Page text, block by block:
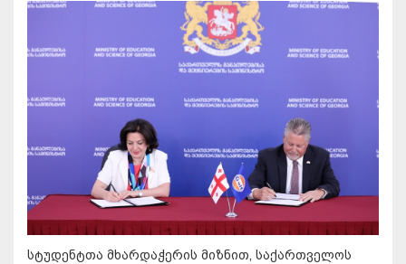
სტუდენტთა მხარდაჭერის მიზნით, საქართველოს